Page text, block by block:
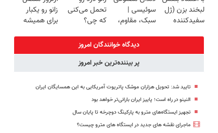
(40%off)
پرداخت قسطی
درب منزل
لبخند بزن (ژل
سفیدکننده
سوئیسی |
سبک، مقاوم،
رایگان+پرداخت
اقساطی😍
تحمل می‌کنی
که چی؟
همین‌جاست!
زانو رو یکبار
برای همیشه
دیدگاه خوانندگان امروز
پر بیننده‌ترین خبر امروز
تایید شد: تحویل هزاران موشک پاتریوت آمریکایی به این همسایگان ایران
النینو در راه است؛ پاییز ایران بارانی‌تر خواهد بود
تجهیز ایستگاه‌های مترو به پارکینگ دوچرخه تا پایان سال
ماجرای نقشه های جدید در ایستگاه های مترو چیست؟